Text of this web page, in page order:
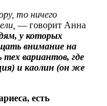
то ничего
— говорит Анна
у которых
внимание на
вариантов, где
и каолин (он же
есть